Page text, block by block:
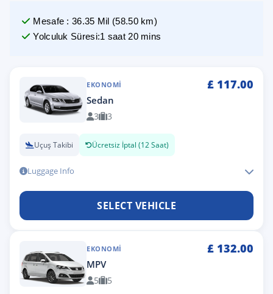
Mesafe :36.35 Mil (58.50km)
Yolculuk Süresi:1 saat 20 mins
EKONOMI £ 117.00
Sedan
3 3
Uçuş Takibi Ücretsiz İptal (12 Saat)
Luggage Info
SELECT VEHICLE
EKONOMI £ 132.00
MPV
5 5